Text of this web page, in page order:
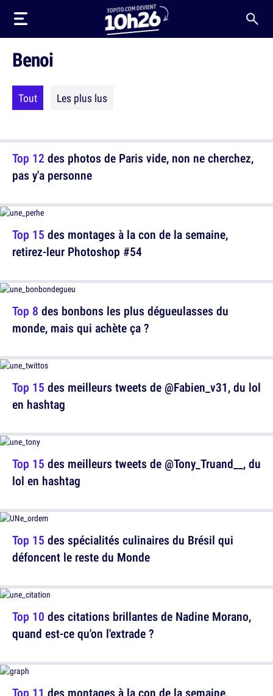
Benoi
Tout Les plus lus
Top 12 des photos de Paris vide, non ne cherchez,
pas y'a personne
Top 8 des bonbons les plus dégueulasses du
monde, mais qui achète ça ?
Top 15 des meilleurs tweets de @Tony_Truand__, du
lol en hashtag
Top 10 des citations brillantes de Nadine Morano,
quand est-ce qu'on l'extrade ?
Top 15 des montages à la con de la semaine,
retirez-leur Photoshop #54
Top 15 des meilleurs tweets de @Fabien_v31, du lol
en hashtag
Top 15 des spécialités culinaires du Brésil qui
défoncent le reste du Monde
Top 11 des montages à la con de la semaine,